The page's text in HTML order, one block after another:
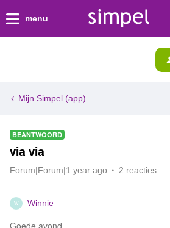
menu
Mijn Simpel (app)
BEANTWOORD
via via
Forum|Forum|1 year ago 2 reacties
W Winnie
Goede avond,